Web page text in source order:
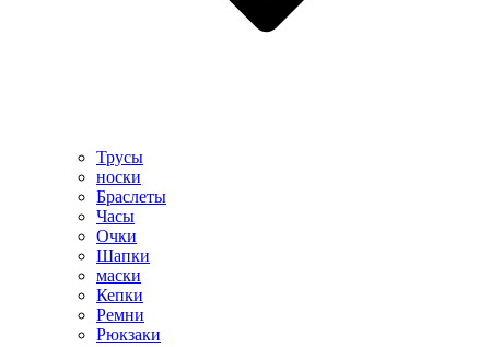
Трусы
носки
Браслеты
Часы
Очки
Шапки
маски
Кепки
Ремни
Рюкзаки